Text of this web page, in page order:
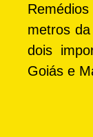
metros
dois
Goiás e